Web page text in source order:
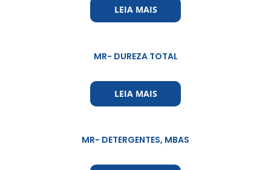
LEIA MAIS
MR- DUREZA TOTAL
LEIA MAIS
MR- DETERGENTES, MBAS